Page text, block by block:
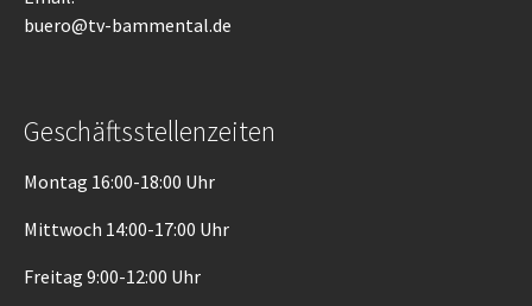
buero@tv-bammental.de
Geschäftsstellenzeiten
Montag 16:00-18:00 Uhr
Mittwoch 14:00-17:00 Uhr
Freitag 9:00-12:00 Uhr